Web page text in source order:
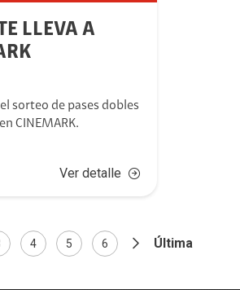
LLEVA A
sorteo de pases dobles
CINEMARK.
Ver detalle
4 5 6 Última